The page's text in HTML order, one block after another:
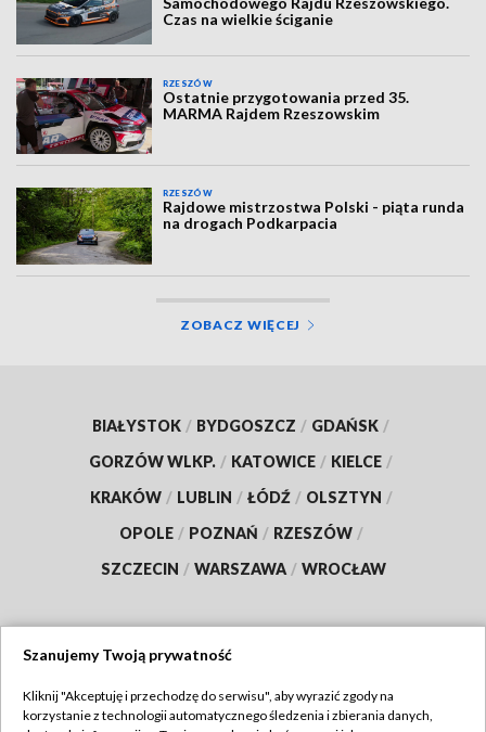
Czas na wielkie ściganie
RZESZÓW
Ostatnie przygotowania przed 35.
MARMA Rajdem Rzeszowskim
RZESZÓW
Rajdowe mistrzostwa Polski - piąta runda
na drogach Podkarpacia
ZOBACZ WIĘCEJ
BIAŁYSTOK / BYDGOSZCZ / GDAŃSK /
GORZÓW WLKP. / KATOWICE / KIELCE /
KRAKÓW / LUBLIN / ŁÓDŹ / OLSZTYN /
OPOLE / POZNAŃ / RZESZÓW /
SZCZECIN / WARSZAWA / WROCŁAW
TVP
Szanujemy Twoją prywatność
Kliknij "Akceptuję i przechodzę do serwisu", aby wyrazić zgody na
korzystanie z technologii automatycznego śledzenia i zbierania danych,